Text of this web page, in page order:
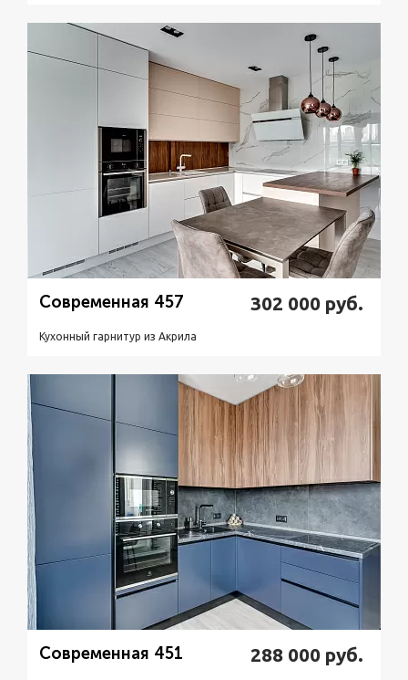
Подробнее Узнать стоимость
Современная 457 302 000 руб.
Кухонный гарнитур из Акрилa
Узнать стоимость
Современная 451 288 000 руб.